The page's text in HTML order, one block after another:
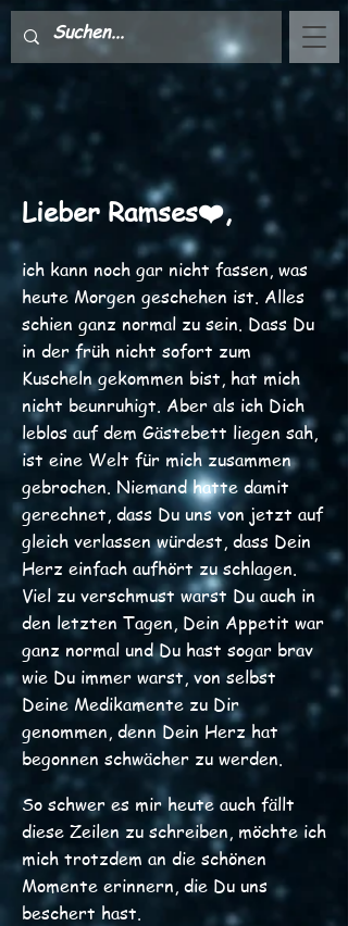
Lieber Ramses❤️,
ich kann noch gar nicht fassen, was
heute Morgen geschehen ist. Alles
schien ganz normal zu sein. Dass Du
in der früh nicht sofort zum
Kuscheln gekommen bist, hat mich
nicht beunruhigt. Aber als ich Dich
leblos auf dem Gästebett liegen sah,
ist eine Welt für mich zusammen
gebrochen. Niemand hatte damit
gerechnet, dass Du uns von jetzt auf
gleich verlassen würdest, dass Dein
Herz einfach aufhört zu schlagen.
Viel zu verschmust warst Du auch in
den letzten Tagen, Dein Appetit war
ganz normal und Du hast sogar brav
wie Du immer warst, von selbst
Deine Medikamente zu Dir
genommen, denn Dein Herz hat
begonnen schwächer zu werden.
So schwer es mir heute auch fällt
diese Zeilen zu schreiben, möchte ich
mich trotzdem an die schönen
Momente erinnern, die Du uns
beschert hast.